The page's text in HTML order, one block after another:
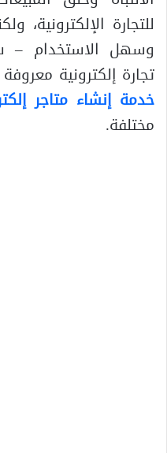
للتجارة
وسهل الاستخدام –
تجارة إلكترونية
خدمة إنشاء متاجر
مختلفة.